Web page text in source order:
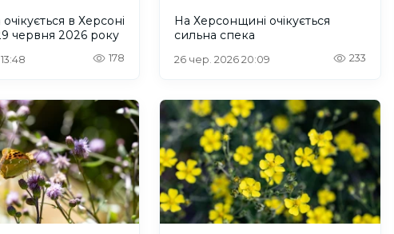
в Херсоні
червня 2026 року
178
На Херсонщині очікується
сильна спека
26 чер. 2026 20:09 233